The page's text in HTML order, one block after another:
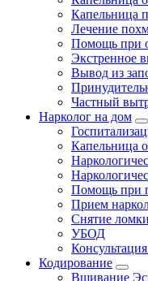
Капельница
Лечение
Помощь при
Экстренное
Вывод из
Частный
Нарколог на дом
Капельница
Помощь при
Прием
Снятие ломки
УБОД
Кодирование
Вшивание